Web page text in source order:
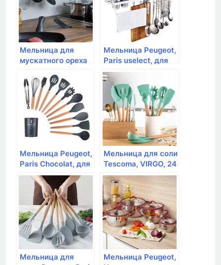
Мельница для
мускатного ореха
GrandCHEF
Мельница Peugeot,
Paris uselect, для
перца 12 см,
черный лак,
дерево
Мельница Peugeot,
Paris Chocolat, для
перца деревянная,
коричневый, 30 см
Мельница для соли
Tescoma, VIRGO, 24
cм
Мельница для
Мельница Peugeot,